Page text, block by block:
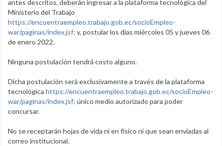
antes descritos, deberán ingresar a la plataforma tecnológica del
Ministerio del Trabajo
https://encuentraempleo.trabajo.gob.ec/socioEmpleo-
war/paginas/index.jsf; y, postular los días miércoles 05 y jueves 06
de enero 2022.
Ninguna postulación tendrá costo alguno.
Dicha postulación será exclusivamente a través de la plataforma
tecnológica https://encuentraempleo.trabajo.gob.ec/socioEmpleo-
war/paginas/index.jsf; único medio autorizado para poder
concursar.
No se receptarán hojas de vida ni en físico ni que sean enviadas al
correo institucional.